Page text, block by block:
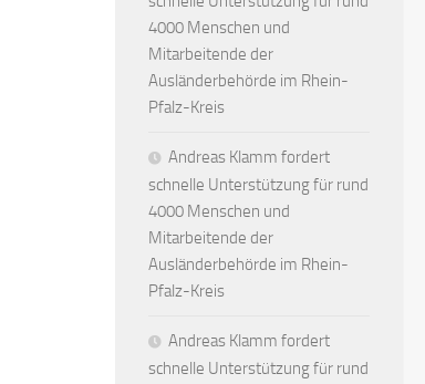
4000 Menschen und
Mitarbeitende der
Ausländerbehörde im Rhein-
Pfalz-Kreis
Andreas Klamm fordert
schnelle Unterstützung für rund
4000 Menschen und
Mitarbeitende der
Ausländerbehörde im Rhein-
Pfalz-Kreis
Andreas Klamm fordert
schnelle Unterstützung für rund